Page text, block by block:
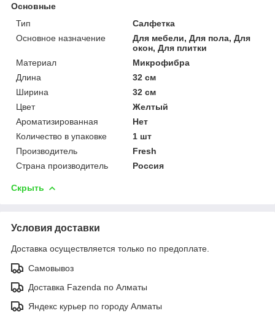
Основные
Тип
Салфетка
Основное назначение
Для мебели, Для пола, Для
окон, Для плитки
Материал
Микрофибра
Длина
32 см
Ширина
32 см
Цвет
Желтый
Ароматизированная
Нет
Количество в упаковке
1 шт
Производитель
Fresh
Страна производитель
Россия
Скрыть
Условия доставки
Доставка осуществляется только по предоплате.
Самовывоз
Доставка Fazenda по Алматы
Яндекс курьер по городу Алматы